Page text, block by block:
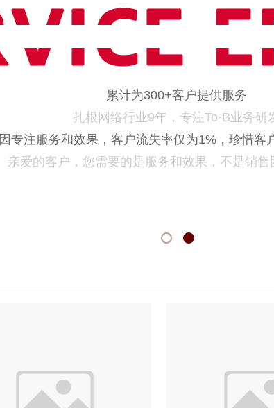
累计为300+客户提供服务
扎根网络行业9年 ，专注To·B业务研
因专注服务和效果，客户流失率仅为1%，珍惜客
亲爱的客户，您需要的是服务和效果，不是销售